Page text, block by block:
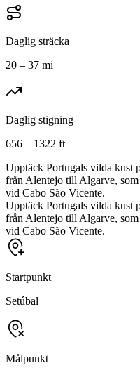
Daglig sträcka
20 – 37 mi
Daglig stigning
656 – 1322 ft
Upptäck Portugals vilda kust
från Alentejo till Algarve,
vid Cabo São Vicente.
Upptäck Portugals vilda kust
från Alentejo till Algarve,
vid Cabo São Vicente.
Startpunkt
Setúbal
Målpunkt